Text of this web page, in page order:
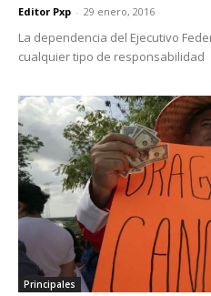
Editor Pxp - 29 enero, 2016
La dependencia del Ejecutivo
cualquier tipo de responsabilidad
Principales